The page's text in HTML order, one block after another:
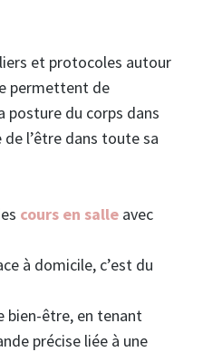
et protocoles autour
permettent de
posture du corps dans
l’être dans toute sa
cours en salle avec
à domicile, c’est du
bien-être, en tenant
précise liée à une